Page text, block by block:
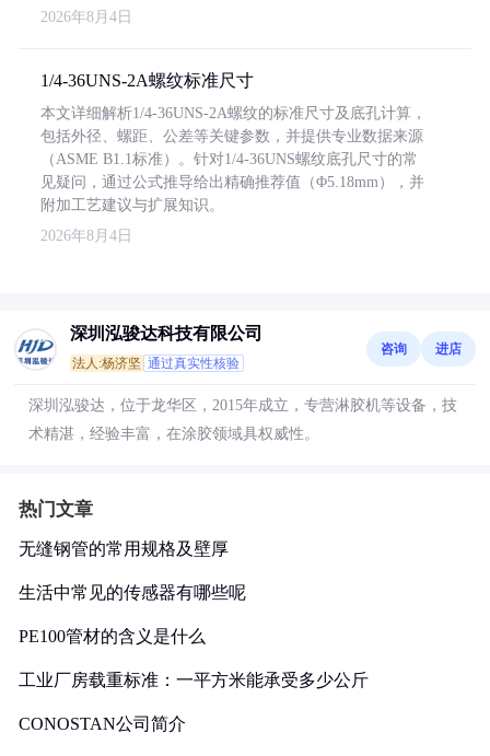
2026年8月4日
1/4-36UNS-2A螺纹标准尺寸
本文详细解析1/4-36UNS-2A螺纹的标准尺寸及底孔计算，
包括外径、螺距、公差等关键参数，并提供专业数据来源
（ASME B1.1标准）。针对1/4-36UNS螺纹底孔尺寸的常
见疑问，通过公式推导给出精确推荐值（Φ5.18mm），并
附加工艺建议与扩展知识。
2026年8月4日
深圳泓骏达科技有限公司
法人:杨济坚 通过真实性核验
咨询 进店
深圳泓骏达，位于龙华区，2015年成立，专营淋胶机等设备，技
术精湛，经验丰富，在涂胶领域具权威性。
热门文章
无缝钢管的常用规格及壁厚
生活中常见的传感器有哪些呢
PE100管材的含义是什么
工业厂房载重标准：一平方米能承受多少公斤
CONOSTAN公司简介